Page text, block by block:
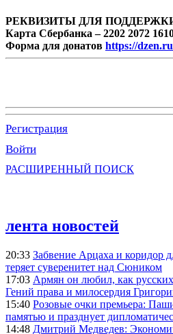
РЕКВИЗИТЫ ДЛЯ
Карта Сбербанка – 2202 2072
Форма для донатов https://
Регистрация
Войти
РАСШИРЕННЫЙ ПОИСК
лента новостей
20:33 Забвение Арцаха и коридор
теряет суверенитет над Сюником
17:03 Армян он любил, как
Гений права и милосердия
15:40 Розовые очки премьера:
памятью и празднует
14:48 Дмитрий Медведев: